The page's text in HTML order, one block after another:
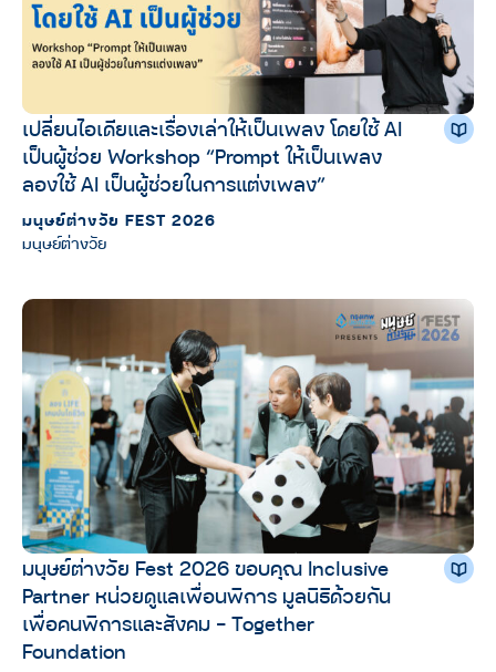
เปลี่ยนไอเดียและเรื่องเล่าให้เป็นเพลง โดยใช้ AI
เป็นผู้ช่วย Workshop “Prompt ให้เป็นเพลง
ลองใช้ AI เป็นผู้ช่วยในการแต่งเพลง”
มนุษย์ต่างวัย FEST 2026
มนุษย์ต่างวัย
มนุษย์ต่างวัย Fest 2026 ขอบคุณ Inclusive
Partner หน่วยดูแลเพื่อนพิการ มูลนิธิด้วยกัน
เพื่อคนพิการและสังคม – Together
Foundation